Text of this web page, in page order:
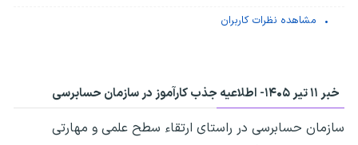
مشاهده نظرات کاربران
خبر ۱۱ تیر ۱۴۰۵- اطلاعیه جذب کارآموز در سازمان حسابرسی
سازمان حسابرسی در راستای ارتقاء سطح علمی و مهارتی